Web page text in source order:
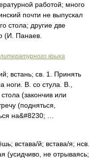
работой; много
почти не выпускал
стола; другие две
(И. Панаев.
литературного языка
встань; св. 1. Принять
ноги. В. со стула. В.,
(закончив или
(подняться,
на&#8230; …
встава/й; встава/я; нсв.
(усидчиво, не отрываясь;